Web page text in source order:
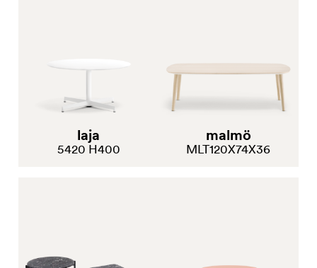
laja
5420 H400
malmö
MLT120X74X36